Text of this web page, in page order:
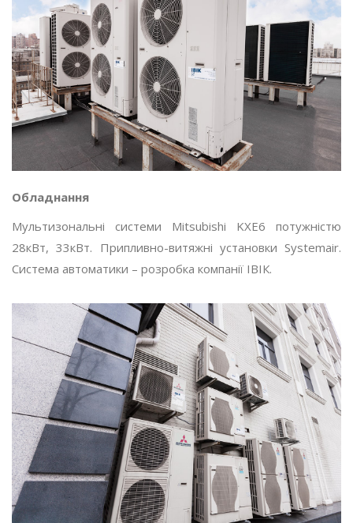
Обладнання
Мультизональні системи Mitsubishi KXE6 потужністю
28кВт, 33кВт. Припливно-витяжні установки Systemair.
Система автоматики – розробка компанії ІВІК.